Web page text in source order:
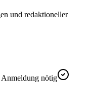
und redaktioneller
nötig